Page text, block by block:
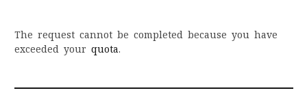
The request cannot be completed because you have
exceeded your quota.